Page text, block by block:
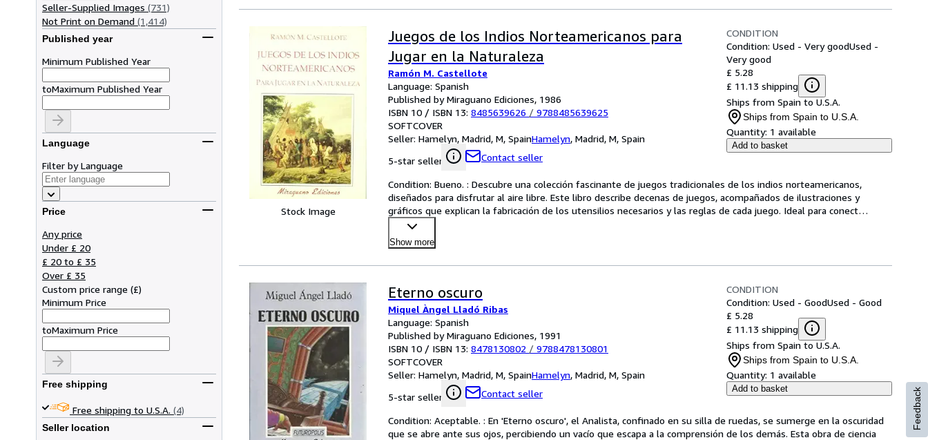
Seller-Supplied Images (731)
Not Print on Demand (1,414)
Published year
Minimum Published Year
toMaximum Published Year
Language
Filter by Language
Price
Any price
Under £ 20
£ 20 to £ 35
Over £ 35
Custom price range (£)
Minimum Price
toMaximum Price
Free shipping
Free shipping to U.S.A. (4)
Seller location
Stock Image
Juegos de los Indios Norteamericanos para
Jugar en la Naturaleza
Ramón M. Castellote
Language: Spanish
Published by Miraguano Ediciones, 1986
ISBN 10 / ISBN 13: 8485639626 / 9788485639625
SOFTCOVER
Seller: Hamelyn, Madrid, M, SpainHamelyn, Madrid, M, Spain
5-star seller
Contact seller
CONDITION
Condition: Used - Very goodUsed -
Very good
£ 5.28
£ 11.13 shipping
Ships from Spain to U.S.A.
Ships from Spain to U.S.A.
Quantity: 1 available
Add to basket
Condition: Bueno. : Descubre una colección fascinante de juegos tradicionales de los indios norteamericanos,
diseñados para disfrutar al aire libre. Este libro describe decenas de juegos, acompañados de ilustraciones y
gráficos que explican la fabricación de los utensilios necesarios y las reglas de cada juego. Ideal para conect…
Show more
Eterno oscuro
Miquel Àngel Lladó Ribas
Language: Spanish
Published by Miraguano Ediciones, 1991
ISBN 10 / ISBN 13: 8478130802 / 9788478130801
SOFTCOVER
Seller: Hamelyn, Madrid, M, SpainHamelyn, Madrid, M, Spain
5-star seller
Contact seller
CONDITION
Condition: Used - GoodUsed - Good
£ 5.28
£ 11.13 shipping
Ships from Spain to U.S.A.
Ships from Spain to U.S.A.
Quantity: 1 available
Add to basket
Condition: Aceptable. : En 'Eterno oscuro', el Analista, confinado en su silla de ruedas, se sumerge en la oscuridad
que se abre ante sus ojos, percibiendo un vacío que escapa a la comprensión de los demás. Esta obra de ciencia
Feedback